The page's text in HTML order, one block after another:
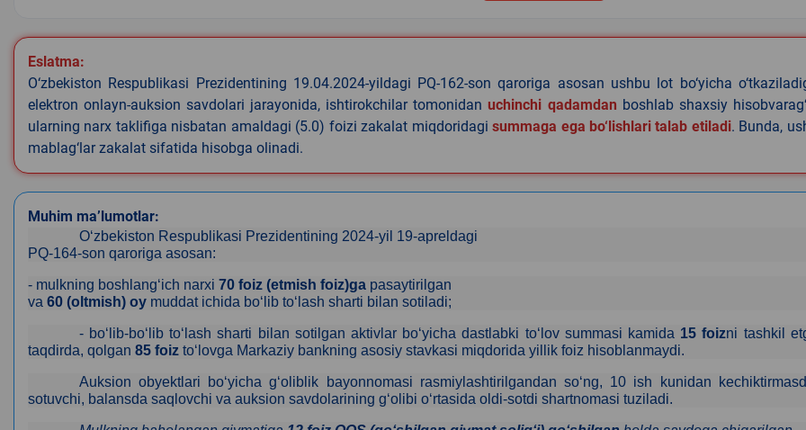
of
11
Eslatma:
O‘zbekiston Respublikasi Prezidentining 19.04.2024-yildagi PQ-162-son qaroriga asosan ushbu lot bo‘yicha
elektron onlayn-auksion savdolari jarayonida, ishtirokchilar tomonidanuchinchi qadamdan boshlab shaxsiy
ularning narx taklifiga nisbatan amaldagi (5.0) foizi zakalat miqdoridagisummaga ega bo‘lishlari talab etiladi. Bunda,
mablag‘lar zakalat sifatida hisobga olinadi.
Muhim ma’lumotlar:
Oʻzbekiston Respublikasi Prezidentining 2024-yil 19-apreldagi
PQ-164-son qaroriga asosan:
- mulkning boshlangʻich narxi 70 foiz (etmish foiz)ga pasaytirilgan
va 60 (oltmish) oy muddat ichida boʻlib toʻlash sharti bilan sotiladi;
- bo‘lib-bo‘lib to‘lash sharti bilan sotilgan aktivlar bo‘yicha dastlabki to‘lov summasi kamida 15 foizni tashkil
taqdirda, qolgan 85 foiz toʻlovga Markaziy bankning asosiy stavkasi miqdorida yillik foiz hisoblanmaydi.
Auksion obyektlari bo‘yicha g‘oliblik bayonnomasi rasmiylashtirilgandan so‘ng, 10 ish kunidan
sotuvchi, balansda saqlovchi va auksion savdolarining g‘olibi o‘rtasida oldi-sotdi shartnomasi tuziladi.